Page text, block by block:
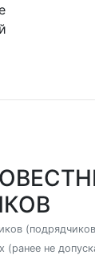
(ранее не